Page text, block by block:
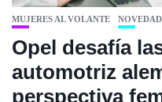
MUJERES AL VOLANTE
Opel desafía
automotriz
perspectiva